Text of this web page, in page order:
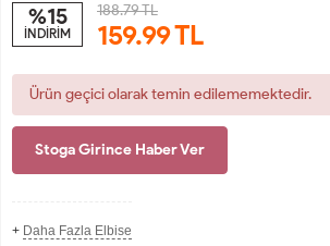
%15
İNDİRİM
188.79 TL
159.99TL
Ürün geçici olarak temin edilememektedir.
Stoga Girince Haber Ver
+ Daha Fazla Elbise